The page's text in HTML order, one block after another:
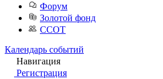
Форум
Золотой фонд
ССОТ
Календарь событий
Навигация
Регистрация